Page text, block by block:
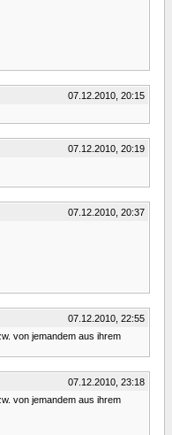
07.12.2010, 20:15
07.12.2010, 20:19
07.12.2010, 20:37
07.12.2010, 22:55
von jemandem aus ihrem
07.12.2010, 23:18
von jemandem aus ihrem